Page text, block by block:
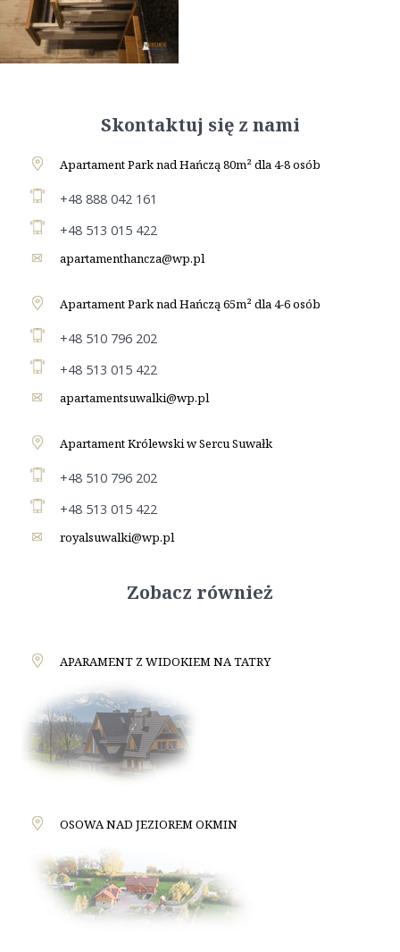
Skontaktuj się z nami
Apartament Park nad Hańczą 80m² dla 4-8 osób
+48 888 042 161
+48 513 015 422
apartamenthancza@wp.pl
Apartament Park nad Hańczą 65m² dla 4-6 osób
+48 510 796 202
+48 513 015 422
apartamentsuwalki@wp.pl
Apartament Królewski w Sercu Suwałk
+48 510 796 202
+48 513 015 422
royalsuwalki@wp.pl
Zobacz również
APARAMENT Z WIDOKIEM NA TATRY
OSOWA NAD JEZIOREM OKMIN